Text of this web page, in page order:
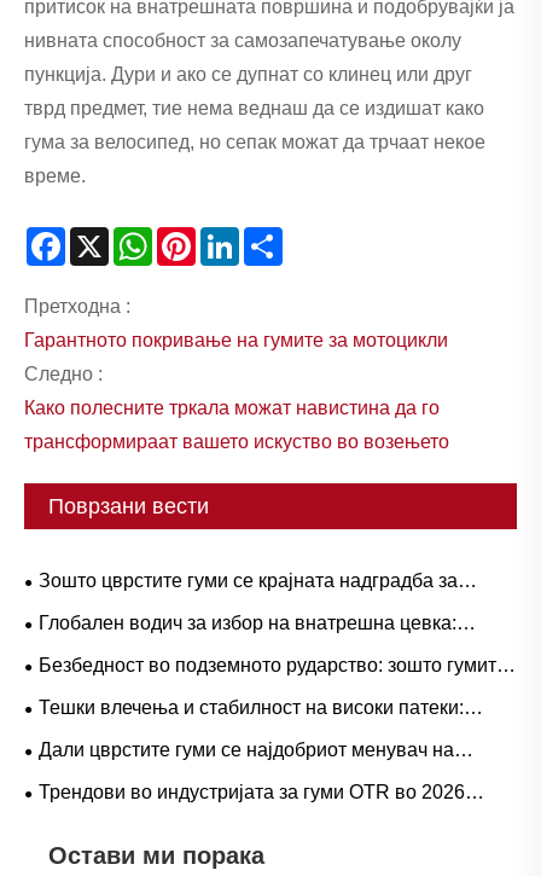
притисок на внатрешната површина и подобрувајќи ја
нивната способност за самозапечатување околу
пункција. Дури и ако се дупнат со клинец или друг
тврд предмет, тие нема веднаш да се издишат како
гума за велосипед, но сепак можат да трчаат некое
време.
Facebook
X WhatsAppPinterestLinkedIn
Претходна :
Гарантното покривање на гумите за мотоцикли
Следно :
Како полесните тркала можат навистина да го
трансформираат вашето искуство во возењето
Поврзани вести
Зошто цврстите гуми се крајната надградба за
тешките работни процеси?
Глобален водич за избор на внатрешна цевка:
популарни големини и апликации засновани на
Безбедност во подземното рударство: зошто гумите
од серијата L-5S се клучни за елиминирање на
Тешки влечења и стабилност на високи патеки:
Трендови за побарувачка на гумени гуми за камиони и
Дали цврстите гуми се најдобриот менувач на
играта за тешките операции?
Трендови во индустријата за гуми OTR во 2026
услугите
Остави ми порака